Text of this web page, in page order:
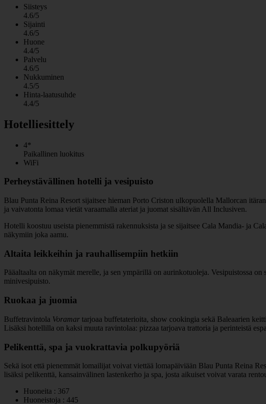
Siisteys
4.6/5
Sijainti
4.6/5
Huone
4.4/5
Palvelu
4.6/5
Nukkuminen
4.5/5
Hinta-laatusuhde
4.4/5
Hotelliesittely
4*
Paikallinen luokitus
WiFi
Perheystävällinen hotelli ja vesipuisto
Blau Punta Reina Resort sijaitsee hieman Porto Criston ulkopuolella Mallorcan
ja vaivatonta lomaa vietät varaamalla ateriat ja juomat sisältävän All Inclusiven.
Hotelli koostuu useista pienemmistä rakennuksista ja se sijaitsee Cala Mandia- ja
näkymiin joka aamu.
Altaita leikkeihin ja rauhallisempiin hetkiin
Pääaltaalta on näkymät merelle, ja sen ympärillä on aurinkotuoleja. Vesipuistossa
minivesipuisto.
Ruokaa ja juomia
Buffetravintola Voramar tarjoaa buffetaterioita, show cookingia sekä Baleaarien
Lisäksi hotellilla on kaksi muuta ravintolaa: pizzaa tarjoava trattoria ja perinteistä
Pelikenttä, spa ja vuokrattavia polkupyöriä
Sekä isot että pienemmät lomailijat voivat viettää lomapäiviään Blau Punta Reina
lisäksi pelikenttä, kansainvälinen lastenkerho ja spa, josta aikuiset voivat varata
Huoneita : 367
Huoneistoja : 445